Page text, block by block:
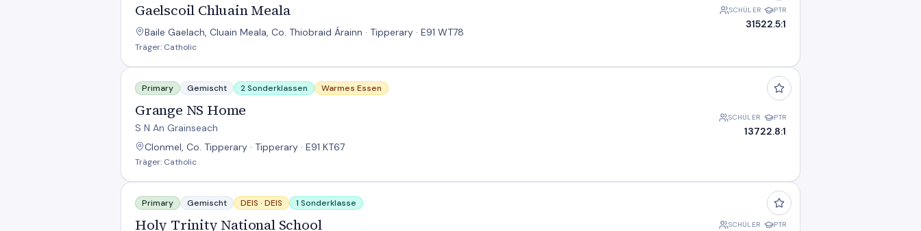
Gaelscoil Chluain Meala
Baile Gaelach, Cluain Meala, Co. Thiobraid Árainn · Tipperary · E91 WT78
Träger: Catholic
SCHÜLER
315
PTR
22.5:1
Grange NS Home
Primary Gemischt 2 Sonderklassen Warmes Essen
Grange NS Home
S N An Grainseach
Clonmel, Co. Tipperary · Tipperary · E91 KT67
Träger: Catholic
SCHÜLER
137
PTR
22.8:1
Holy Trinity National School
Primary Gemischt DEIS · DEIS 1 Sonderklasse
Holy Trinity National School SCHÜLER PTR